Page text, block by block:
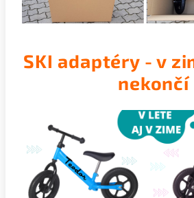
SKI adaptéry - v
nekončí